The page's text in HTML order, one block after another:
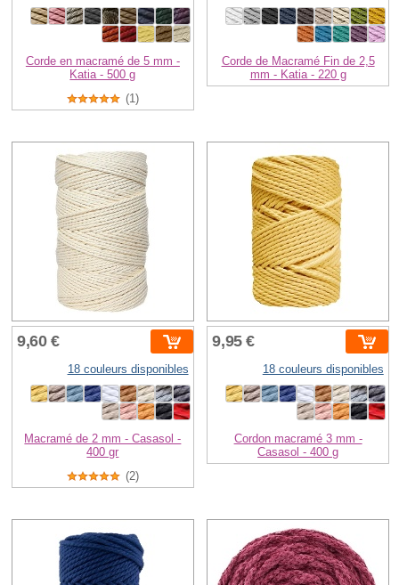
Corde en macramé de 5 mm -
Katia - 500 g
(1)
Corde de Macramé Fin de 2,5
mm - Katia - 220 g
9,60 €
18 couleurs disponibles
Macramé de 2 mm - Casasol -
400 gr
(2)
9,95 €
18 couleurs disponibles
Cordon macramé 3 mm -
Casasol - 400 g